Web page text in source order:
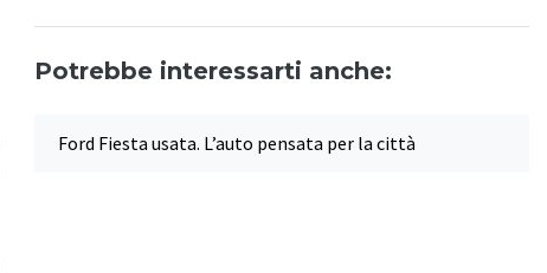
Potrebbe interessarti anche:
Ford Fiesta usata. L’auto pensata per la città